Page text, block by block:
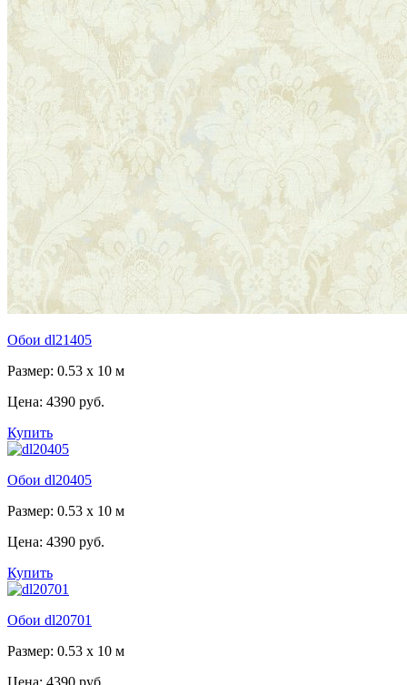
Обои dl21405
Размер: 0.53 x 10 м
Цена: 4390 руб.
Купить
Обои dl20405
Размер: 0.53 x 10 м
Цена: 4390 руб.
Купить
Обои dl20701
Размер: 0.53 x 10 м